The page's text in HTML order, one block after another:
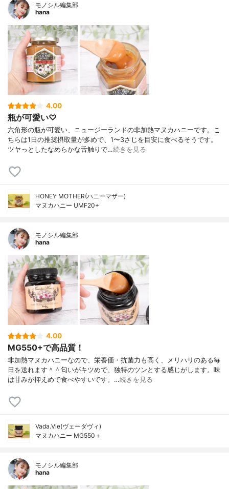
モノシル編集部
hana
4.00
瓶が可愛い♡
六角形の瓶が可愛い、ニュージーランドの非加熱マヌカハニーです。こ
ちらは1日の推奨摂取量が多めで、1〜3さじを目安に食べるそうです。
ツヤっとしたなめらかな舌触りで…続きを見る
HONEY MOTHER(ハニーマザー)
マヌカハニー UMF20+
モノシル編集部
hana
4.00
MG550+で高品質！
非加熱マヌカハニーなので、栄養価・抗菌力も高く、メリハリのある毎
日を送れます＾＾匂いがキツめで、独特のツンとする感じがします。味
は甘みが抑えめで食べやすいです。…続きを見る
Vada.Vie(ヴェーダヴィ)
マヌカハニー MG550＋
モノシル編集部
hana